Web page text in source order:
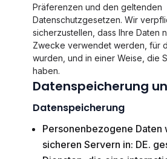
Präferenzen und den geltenden
Datenschutzgesetzen. Wir
sicherzustellen, dass Ihre Daten
Zwecke verwendet werden, für
wurden, und in einer Weise, die
haben.
Datenspeicherung
Datenspeicherung
Personenbezogene Daten
sicheren Servern in: DE.